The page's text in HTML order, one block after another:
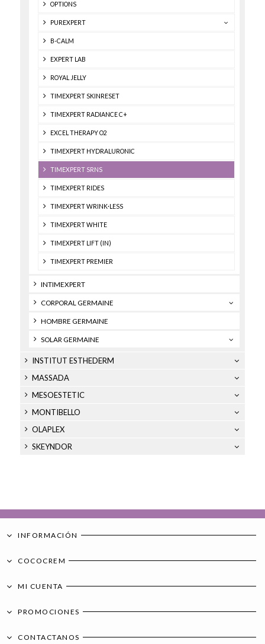
OPTIONS
PUREXPERT
B-CALM
EXPERT LAB
ROYAL JELLY
TIMEXPERT SKINRESET
TIMEXPERT RADIANCE C+
EXCEL THERAPY O2
TIMEXPERT HYDRALURONIC
TIMEXPERT SRNS
TIMEXPERT RIDES
TIMEXPERT WRINK·LESS
TIMEXPERT WHITE
TIMEXPERT LIFT (IN)
TIMEXPERT PREMIER
INTIMEXPERT
CORPORAL GERMAINE
HOMBRE GERMAINE
SOLAR GERMAINE
INSTITUT ESTHEDERM
MASSADA
MESOESTETIC
MONTIBELLO
OLAPLEX
SKEYNDOR
INFORMACIÓN
COCOCREM
MI CUENTA
PROMOCIONES
CONTACTANOS